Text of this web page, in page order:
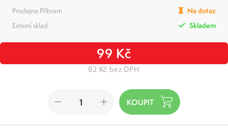
Prodejna Příbram
Na dotaz
Externí sklad
Skladem
99 Kč
82 Kč bez DPH